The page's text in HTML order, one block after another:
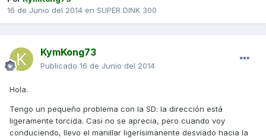
16 de Junio del 2014 en SUPER DINK 300
KymKong73
Publicado 16 de Junio del 2014
Hola.
Tengo un pequeño problema con la SD: la dirección está
ligeramente torcida. Casi no se aprecia, pero cuando voy
conduciendo, llevo el manillar ligerísimanente desviado hacia la